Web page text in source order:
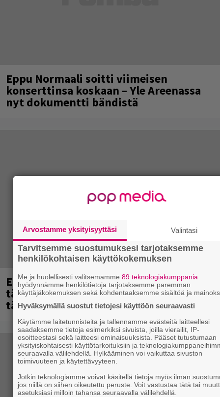
Eppu Normaali soitti viimeisen
konserttinsa koskaan – Yle Areenassa
nyt dokumentti bändistä
Eppu Normaalin viimeinen keikka
tänään – katso kuvagalleria torstailta
täältä
Arvostamme yksityisyyttäsi Valintasi
Tarvitsemme suostumuksesi tarjotaksemme
henkilökohtaisen käyttökokemuksen
Me ja huolellisesti valitsemamme 89 teknologiakumppania
hyödynnämme henkilötietoja tarjotaksemme paremman
käyttäjäkokemuksen sekä kohdentaaksemme sisältöä ja
Hyväksymällä suostut tietojesi käyttöön seuraavasti
Käytämme laitetunnisteita ja tallennamme evästeitä laitteellesi
saadaksemme tietoja esimerkiksi sivuista, joilla vierailit, IP-
osoitteestasi sekä laitteesi ominaisuuksista. Pääset tutustumaan
yksityiskohtaisesti käyttötarkoituksiin ja
seuraavalla välilehdellä. Hylkääminen voi vaikuttaa sivuston
toimivuuteen ja käytettävyyteen.
Jotkin teknologiamme voivat käsitellä tietoja myös ilman
jos niillä on siihen oikeutettu peruste. Voit vastustaa tätä tai
asetuksiasi milloin tahansa seuraavalla välilehdellä.